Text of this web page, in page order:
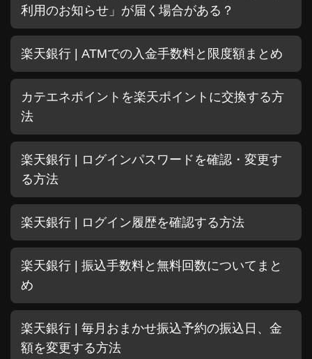
利用のお知らせ」が届く場合がある？
楽天銀行 | ATMでの入金手数料と限度額まとめ
カテエネポイントを楽天ポイントに交換する方
法
楽天銀行 | ログインパスワードを確認・変更す
る方法
楽天銀行 | ログイン履歴を確認する方法
楽天銀行 | 振込手数料と無料回数についてまと
め
楽天銀行 | 毎月おまかせ振込予約の振込日、金
額を変更する方法